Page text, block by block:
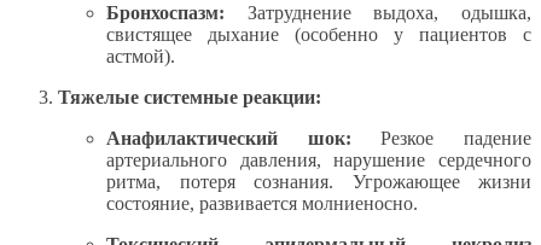
Бронхоспазм: Затруднение выдоха, одышка,
свистящее дыхание (особенно у пациентов с
астмой).
Тяжелые системные реакции:
Анафилактический шок: Резкое падение
артериального давления, нарушение сердечного
ритма, потеря сознания. Угрожающее жизни
состояние, развивается молниеносно.